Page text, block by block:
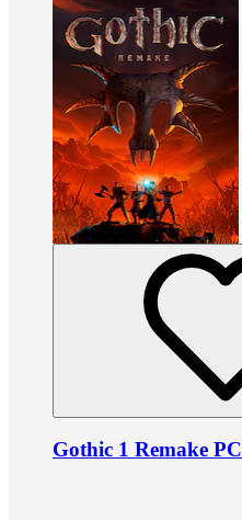
Gothic 1 Remake PC